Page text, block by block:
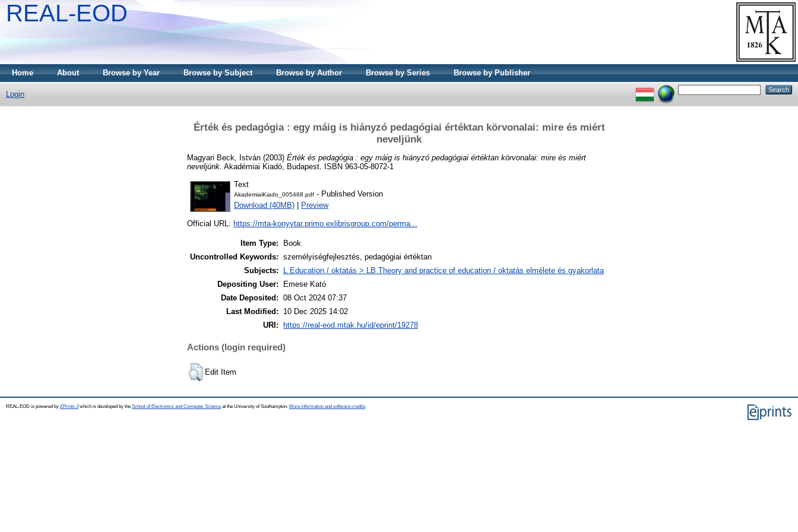
REAL-EOD
Home About Browse by Year Browse by Subject Browse by Author Browse by Series Browse by Publisher
Login
Érték és pedagógia : egy máig is hiányzó pedagógiai értéktan körvonalai: mire és miért
neveljünk
Magyari Beck, István (2003) Érték és pedagógia : egy máig is hiányzó pedagógiai értéktan körvonalai: mire és miért
neveljünk. Akadémiai Kiadó, Budapest. ISBN 963-05-8072-1
Text
AkademiaiKiado_005468.pdf - Published Version
Download (40MB)
Preview
Official URL: https://mta-konyvtar.primo.exlibrisgroup.com/perma...
Item Type:
Book
Uncontrolled Keywords: személyiségfejlesztés, pedagógiai értéktan
Subjects:
L Education / oktatás > LB Theory and practice of education / oktatás elmélete és gyakorlata
Depositing User:
Emese Kató
Date Deposited: 08 Oct 2024 07:37
Last Modified:
10 Dec 2025 14:02
URI:
https://real-eod.mtak.hu/id/eprint/19278
Actions (login required)
Edit Item
REAL-EOD is powered by EPrints 3which is developed by the School of Electronics and Computer Science at the University of Southampton. More information and software credits